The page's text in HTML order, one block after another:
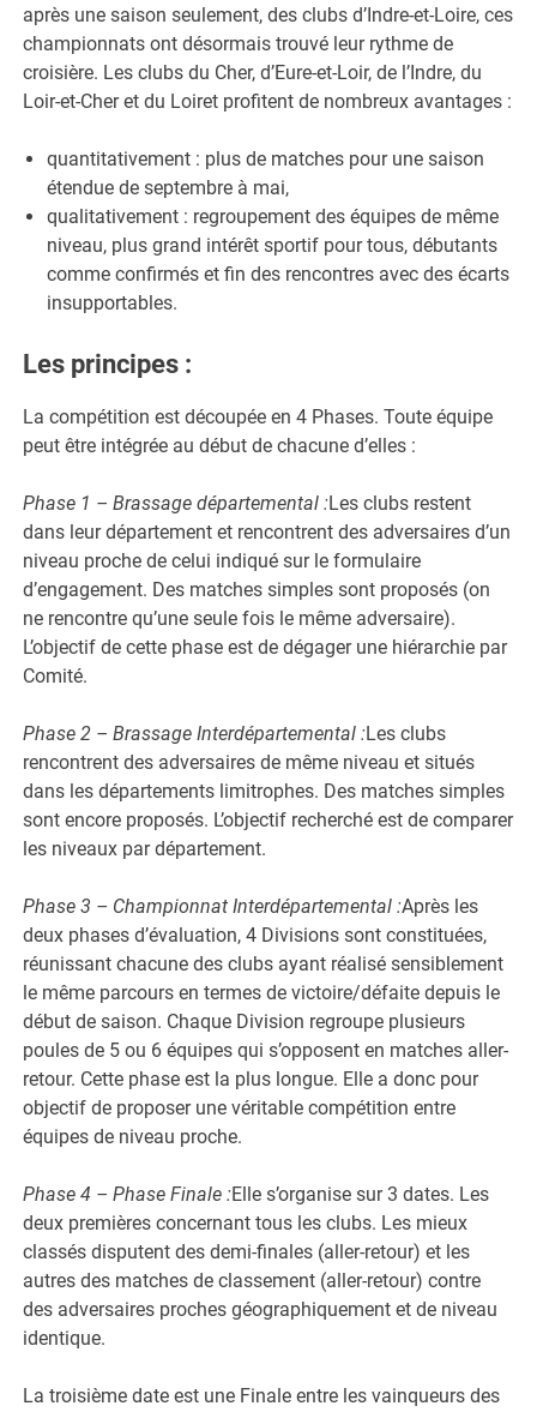
après une saison seulement, des clubs d’Indre-et-Loire, ces
championnats ont désormais trouvé leur rythme de
croisière. Les clubs du Cher, d’Eure-et-Loir, de l’Indre, du
Loir-et-Cher et du Loiret profitent de nombreux avantages :
quantitativement : plus de matches pour une saison
étendue de septembre à mai,
qualitativement : regroupement des équipes de même
niveau, plus grand intérêt sportif pour tous, débutants
comme confirmés et fin des rencontres avec des écarts
insupportables.
Les principes :
La compétition est découpée en 4 Phases. Toute équipe
peut être intégrée au début de chacune d’elles :
Phase 1 – Brassage départemental :Les clubs restent
dans leur département et rencontrent des adversaires d’un
niveau proche de celui indiqué sur le formulaire
d’engagement. Des matches simples sont proposés (on
ne rencontre qu’une seule fois le même adversaire).
L’objectif de cette phase est de dégager une hiérarchie par
Comité.
Phase 2 – Brassage Interdépartemental :Les clubs
rencontrent des adversaires de même niveau et situés
dans les départements limitrophes. Des matches simples
sont encore proposés. L’objectif recherché est de comparer
les niveaux par département.
Phase 3 – Championnat Interdépartemental :Après les
deux phases d’évaluation, 4 Divisions sont constituées,
réunissant chacune des clubs ayant réalisé sensiblement
le même parcours en termes de victoire/défaite depuis le
début de saison. Chaque Division regroupe plusieurs
poules de 5 ou 6 équipes qui s’opposent en matches aller-
retour. Cette phase est la plus longue. Elle a donc pour
objectif de proposer une véritable compétition entre
équipes de niveau proche.
Phase 4 – Phase Finale :Elle s’organise sur 3 dates. Les
deux premières concernant tous les clubs. Les mieux
classés disputent des demi-finales (aller-retour) et les
autres des matches de classement (aller-retour) contre
des adversaires proches géographiquement et de niveau
identique.
La troisième date est une Finale entre les vainqueurs des